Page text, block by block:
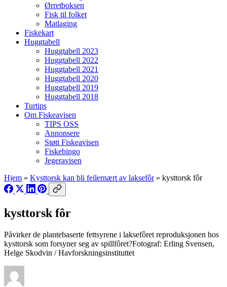
Ørretboksen
Fisk til folket
Matlaging
Fiskekart
Huggtabell
Huggtabell 2023
Huggtabell 2022
Huggtabell 2021
Huggtabell 2020
Huggtabell 2019
Huggtabell 2018
Turtips
Om Fiskeavisen
TIPS OSS
Annonsere
Støtt Fiskeavisen
Fiskebingo
Jegeravisen
Hjem » Kysttorsk kan bli feilernært av laksefôr» kysttorsk fôr
kysttorsk fôr
Påvirker de plantebaserte fettsyrene i laksefôret reproduksjonen hos
kysttorsk som forsyner seg av spillfôret?Fotograf: Erling Svensen,
Helge Skodvin / Havforskningsinstituttet